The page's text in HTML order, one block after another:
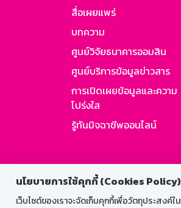
นโยบายการใช้คุกกี้ (Cookies Policy)
เว็บไซต์ของเราจะจัดเก็บคุกกี้เพื่อวัตถุประสงค์
สื่อเผยแพร่
บทความ
ศูนย์วิจัยธนาคารออมสิน
ศูนย์บริการข้อมูลข่าวสาร
การเปิดเผยข้อมูลและความ
โปร่งใส
รู้ทันมิจฉาชีพออนไลน์